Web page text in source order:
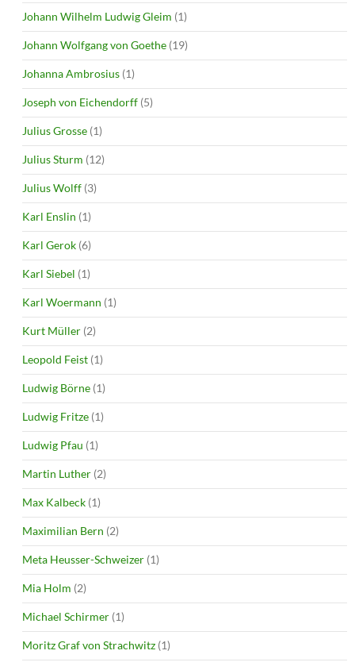
Johann Wilhelm Ludwig Gleim (1)
Johann Wolfgang von Goethe (19)
Johanna Ambrosius (1)
Joseph von Eichendorff (5)
Julius Grosse (1)
Julius Sturm (12)
Julius Wolff (3)
Karl Enslin (1)
Karl Gerok (6)
Karl Siebel (1)
Karl Woermann (1)
Kurt Müller (2)
Leopold Feist (1)
Ludwig Börne (1)
Ludwig Fritze (1)
Ludwig Pfau (1)
Martin Luther (2)
Max Kalbeck (1)
Maximilian Bern (2)
Meta Heusser-Schweizer (1)
Mia Holm (2)
Michael Schirmer (1)
Moritz Graf von Strachwitz (1)